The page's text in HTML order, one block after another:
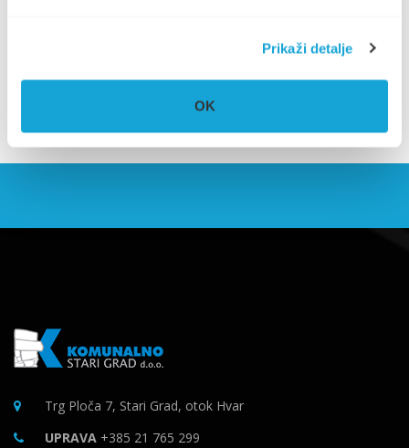
Prikaži detalje
OK
informacijama za 2025. godinu (211.69 KB)
Trg Ploča 7, Stari Grad, otok Hvar
UPRAVA +385 21 765 299